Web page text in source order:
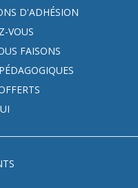
D'ADHÉSION
VOUS
FAISONS